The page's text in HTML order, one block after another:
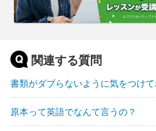
関連する質問
書類がダブらないように気をつけ
原本って英語でなんて言うの？